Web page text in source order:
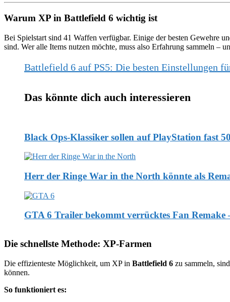
Warum XP in Battlefield 6 wichtig ist
Bei Spielstart sind 41 Waffen verfügbar. Einige der besten Gewehre
sind. Wer alle Items nutzen möchte, muss also Erfahrung sammeln –
Battlefield 6 auf PS5: Die besten Einstellungen
Das könnte dich auch interessieren
Black Ops-Klassiker sollen auf PlayStation fast
Herr der Ringe War in the North könnte als
GTA 6 Trailer bekommt verrücktes Fan
Die schnellste Methode: XP-Farmen
Die effizienteste Möglichkeit, um XP in Battlefield 6 zu sammeln,
können.
So funktioniert es: